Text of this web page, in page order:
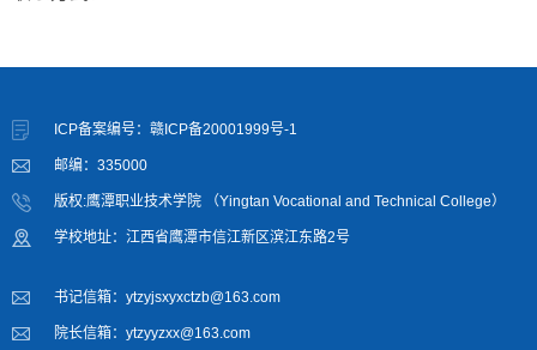
ICP备案编号：赣ICP备20001999号-1
邮编：335000
版权:鹰潭职业技术学院 （Yingtan Vocational and Technical College）
学校地址：江西省鹰潭市信江新区滨江东路2号
书记信箱：ytzyjsxyxctzb@163.com
院长信箱：ytzyyzxx@163.com